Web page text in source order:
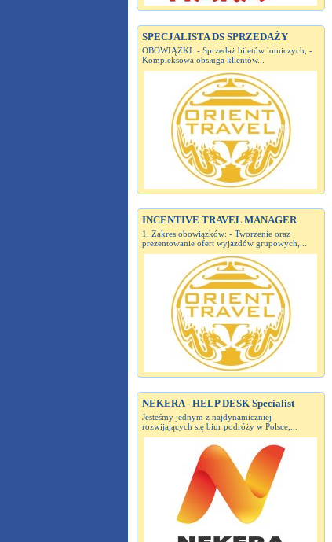
SPECJALISTA DS SPRZEDAŻY
OBOWIĄZKI: - Sprzedaż biletów lotniczych, -
Kompleksowa obsługa klientów...
INCENTIVE TRAVEL MANAGER
1. Zakres obowiązków: - Tworzenie oraz
prezentowanie ofert wyjazdów grupowych,...
NEKERA - HELP DESK Specialist
Jesteśmy jednym z najdynamiczniej
rozwijających się biur podróży w Polsce,...